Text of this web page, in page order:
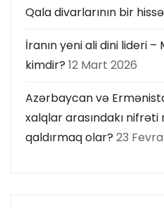
Qala divarlarının bir
İranın yeni ali dini lideri
kimdir? 12 Mart 2026
Azərbaycan və
xalqlar arasındakı
qaldırmaq olar? 23